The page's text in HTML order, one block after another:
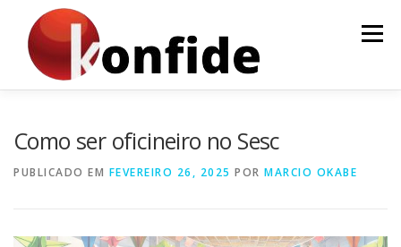
conteúdo
Menu
Como ser oficineiro no Sesc
PUBLICADO EM FEVEREIRO 26, 2025 POR MARCIO OKABE